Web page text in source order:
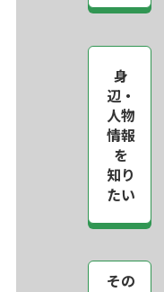
身
辺・
人物
情報
を
知り
たい
その